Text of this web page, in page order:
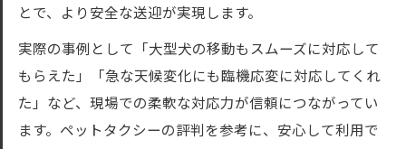
とで、より安全な送迎が実現します。
実際の事例として「大型犬の移動もスムーズに対応して
もらえた」「急な天候変化にも臨機応変に対応してくれ
た」など、現場での柔軟な対応力が信頼につながってい
ます。ペットタクシーの評判を参考に、安心して利用で